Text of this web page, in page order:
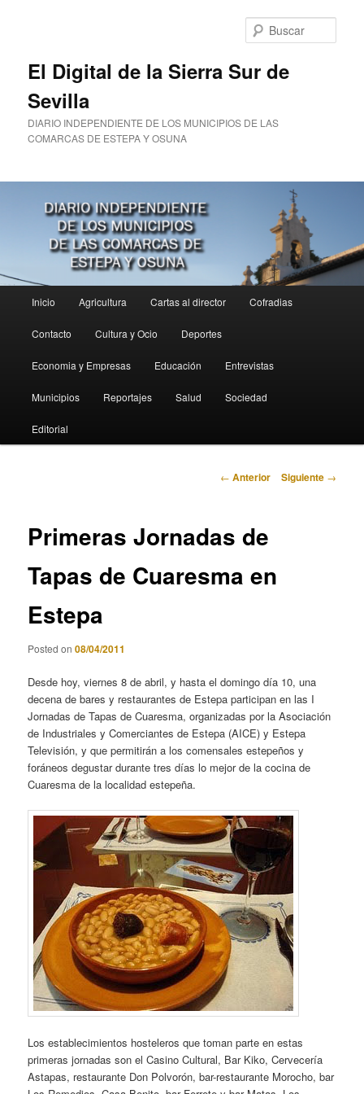
El Digital de la Sierra Sur de
Sevilla
DIARIO INDEPENDIENTE DE LOS MUNICIPIOS DE LAS
COMARCAS DE ESTEPA Y OSUNA
principal
Inicio Agricultura Cartas al director Cofradias
Contacto Cultura y Ocio Deportes
Economia y Empresas Educación Entrevistas
Municipios Reportajes Salud Sociedad
Editorial
Navegación
← Anterior Siguiente →
Primeras Jornadas de
Tapas de Cuaresma en
Estepa
Posted on08/04/2011
Desde hoy, viernes 8 de abril, y hasta el domingo día 10, una
decena de bares y restaurantes de Estepa participan en las I
Jornadas de Tapas de Cuaresma, organizadas por la Asociación
de Industriales y Comerciantes de Estepa (AICE) y Estepa
Televisión, y que permitirán a los comensales estepeños y
foráneos degustar durante tres días lo mejor de la cocina de
Cuaresma de la localidad estepeña.
Los establecimientos hosteleros que toman parte en estas
primeras jornadas son el Casino Cultural, Bar Kiko, Cervecería
Astapas, restaurante Don Polvorón, bar-restaurante Morocho, bar